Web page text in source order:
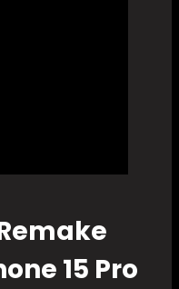
15 Pro